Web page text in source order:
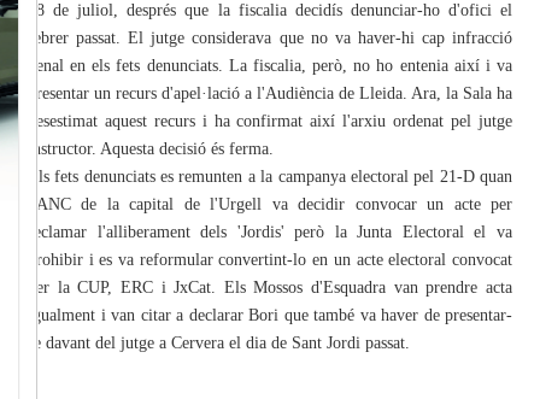
18 de juliol, després que la fiscalia decidís denunciar-ho d'ofici el
febrer passat. El jutge considerava que no va haver-hi cap infracció
penal en els fets denunciats. La fiscalia, però, no ho entenia així i va
presentar un recurs d'apel·lació a l'Audiència de Lleida. Ara, la Sala ha
desestimat aquest recurs i ha confirmat així l'arxiu ordenat pel jutge
instructor. Aquesta decisió és ferma.
Els fets denunciats es remunten a la campanya electoral pel 21-D quan
l'ANC de la capital de l'Urgell va decidir convocar un acte per
reclamar l'alliberament dels 'Jordis' però la Junta Electoral el va
prohibir i es va reformular convertint-lo en un acte electoral convocat
per la CUP, ERC i JxCat. Els Mossos d'Esquadra van prendre acta
igualment i van citar a declarar Bori que també va haver de presentar-
se davant del jutge a Cervera el dia de Sant Jordi passat.